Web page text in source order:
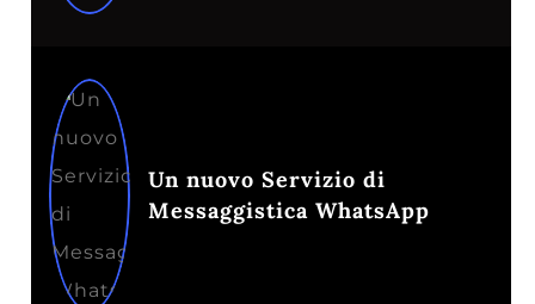
Un nuovo Servizio di
Messaggistica WhatsApp